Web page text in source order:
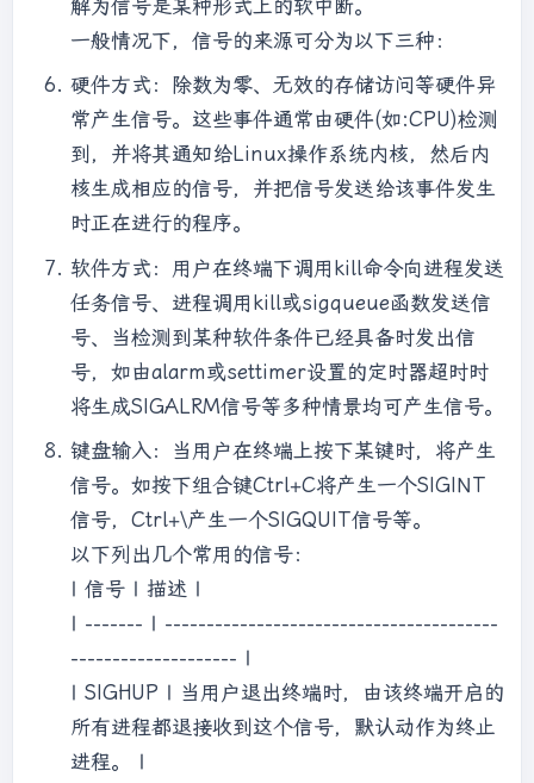
      shmaddread = (
char
cout << "[Reader] read: " <<
shmaddread << endl;
      shmdt(shmaddread);
    }
  }
  sleep(
3);
return
0 ;
printf( "func_sem_wait running\n"
printf("%d\n"
, *running);
}
void * func_sem_timedwait (void* arg)
{
     timespec timewait;
1000 +
;
     timewait.tv_nsec =
0;
printf("sem_timedwait\n");
int ret = sem_timedwait(&sem,
&timewait);
ret);
printf("func_sem_timedwait
running\n" );
void * func_sem_post
{
"func_sem_post running\n"
printf ("sem post\n" );
*a = (
     *a =
6;
     sem_post(&sem);
解为信号是某种形式上的软中断。
一般情况下，信号的来源可分为以下三种：
硬件方式：除数为零、无效的存储访问等硬件异
常产生信号。这些事件通常由硬件(如:CPU)检测
到，并将其通知给Linux操作系统内核，然后内
核生成相应的信号，并把信号发送给该事件发生
时正在进行的程序。
软件方式：用户在终端下调用kill命令向进程发送
任务信号、进程调用kill或sigqueue函数发送信
号、当检测到某种软件条件已经具备时发出信
号，如由alarm或settimer设置的定时器超时时
将生成SIGALRM信号等多种情景均可产生信号。
键盘输入：当用户在终端上按下某键时，将产生
信号。如按下组合键Ctrl+C将产生一个SIGINT
信号，Ctrl+\产生一个SIGQUIT信号等。
以下列出几个常用的信号：
| 信号 | 描述 |
| ------- | ----------------------------------------
-------------------- |
| SIGHUP | 当用户退出终端时，由该终端开启的
所有进程都退接收到这个信号，默认动作为终止
进程。 |